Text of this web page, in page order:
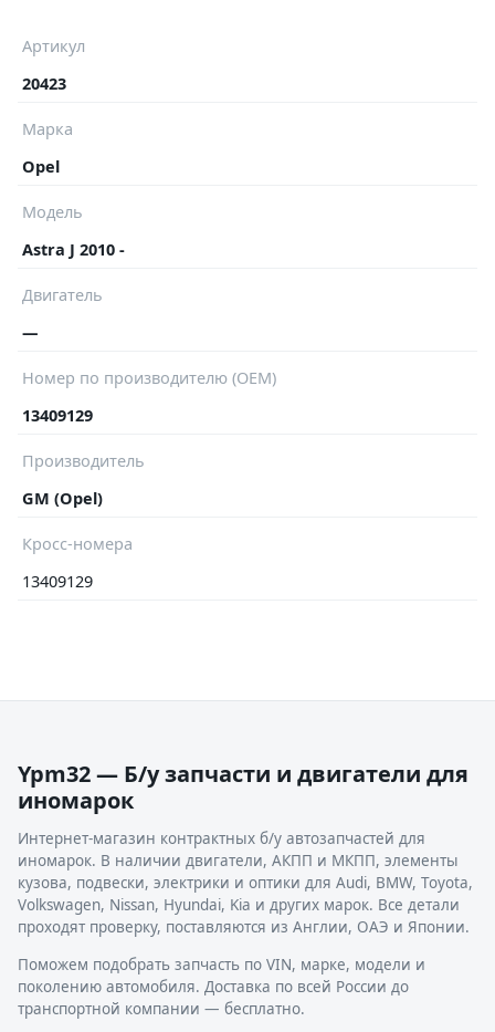
Артикул
20423
Марка
Opel
Модель
Astra J 2010 -
Двигатель
—
Номер по производителю (OEM)
13409129
Производитель
GM (Opel)
Кросс-номера
13409129
Ypm32 — Б/у запчасти и двигатели для
иномарок
Интернет-магазин контрактных б/у автозапчастей для
иномарок. В наличии двигатели, АКПП и МКПП, элементы
кузова, подвески, электрики и оптики для Audi, BMW, Toyota,
Volkswagen, Nissan, Hyundai, Kia и других марок. Все детали
проходят проверку, поставляются из Англии, ОАЭ и Японии.
Поможем подобрать запчасть по VIN, марке, модели и
поколению автомобиля. Доставка по всей России до
транспортной компании — бесплатно.